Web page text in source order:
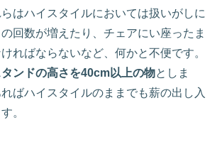
はハイスタイルにおいては扱いがしに
回数が増えたり、チェアにい座ったま
ればならないなど、何かと不便です。
ンドの高さを40cm以上の物としま
ばハイスタイルのままでも薪の出し入
。